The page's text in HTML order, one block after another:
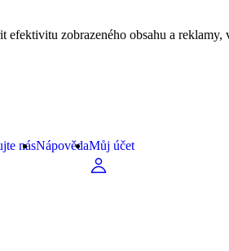
efektivitu zobrazeného obsahu a
násNápovědaMůj účet